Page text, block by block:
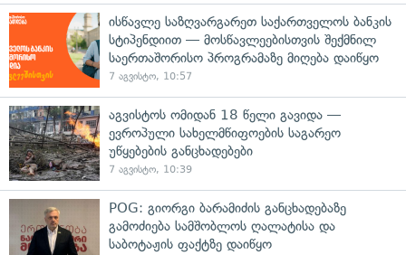
ისწავლე საზღვარგარეთ საქართველოს ბანკის
სტიპენდიით — მოსწავლეებისთვის შექმნილ
საერთაშორისო პროგრამაზე მიღება დაიწყო
7 აგვისტო, 10:57
აგვისტოს ომიდან 18 წელი გავიდა —
ევროპული სახელმწიფოების საგარეო
უწყებების განცხადებები
7 აგვისტო, 10:39
POG: გიორგი ბარამიძის განცხადებაზე
გამოძიება სამშობლოს ღალატისა და
საბოტაჟის ფაქტზე დაიწყო